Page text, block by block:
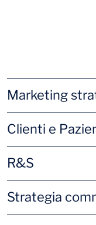
Volete salire a
Marketing
Nuove offerte
Brand Plan
Clienti e
Attivazione clienti
R&S
Ricerca di
Strategia